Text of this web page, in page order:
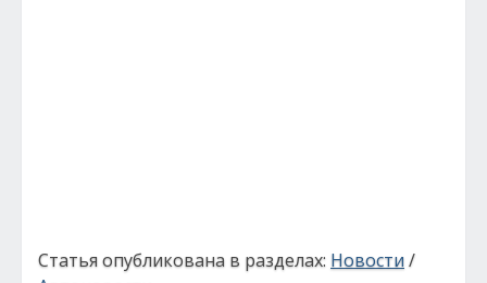
Статья опубликована в разделах: Новости/